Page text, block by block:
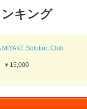
キング
MIYAKE Solution Club
￥15,000